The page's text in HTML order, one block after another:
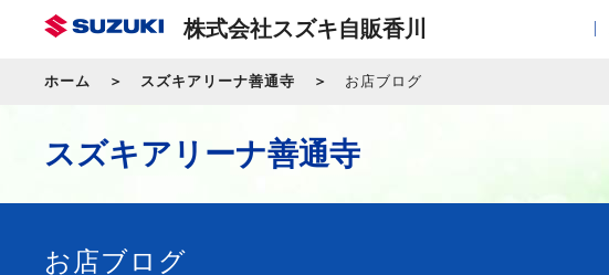
株式会社スズキ自販香川
ホーム スズキアリーナ善通寺 お店ブログ
スズキアリーナ善通寺
お店ブログ